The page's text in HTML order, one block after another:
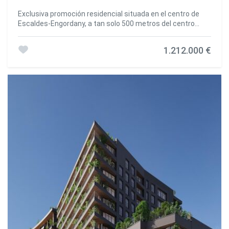
COCINAS abiertas con encimeras con Neolith, Silestone o
similar, equipadas con extractor de superficie tipo 'BORA'
incorporado a la placa de cocción, placa de inducción,
horno, microondas, nevera y lavavajillas de la casa
SIEMEMS o similar. Muebles altos y bajos de la marca
ACS y climatización centralizada conectada a ~ FEDA
ECOTERM. ~ * Sistema de calefacción de suelo radiante
en toda la vivienda.~ * Climatización con aire frio en toda la
vivienda excepto en baños, a través ~ de conductos de
aire integrados al falso techo con impulsión y extracción. ~
* Renovación de airer con sistema de doble flujo con
equipos compactos ~ con recuperador de calor marca
Siber o similar.. Equipo individualizado ~ para cada vivienda.
~- INSTALACIÓN ELÉCTRICA: ~ * Focos integrados en falso
techo en baños, lavandería y cocina. ~ * Iluminación tira de
led en pasadizo y resto de estancias. ~ * DOMOTICA:
Exclusiva promoción residencial situada en el centro de
Escaldes-Engordany, a tan solo 500 metros del centro
vistas panorámicas sobre el valle de Andorra y Escaldes,
espacios muy luminosos y conectados con el entorno
natural.~La promoción ofrece diferentes tipologías y
superficies, adaptadas a distintas necesidades, todas
ellas con una distribución moderna y funcional.~~Las
viviendas disponen de:~- Amplias terrazas cubiertas con
grandes superficies acristaladas~- Espacios abiertos
entre cocina, comedor y salón~- Altas prestaciones de
aislamiento térmico y acústico~- Acabados de alto
standing~~El edificio cuenta con completas zonas
comunes diseñadas para el bienestar y disfrute de los
propietarios:~- Solárium exterior con vistas
1.212.000 €